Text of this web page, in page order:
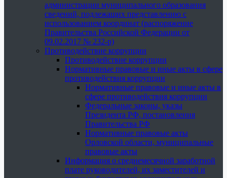
администрации муниципального образования
сведений, подлежащих представлению с
использованием координат (распоряжение
Правительства Российской Федерации от
09.02.2017 № 232-р)
Противодействие коррупции
Противодействие коррупции
Нормативные правовые и иные акты в сфере
противодействия коррупции
Нормативные правовые и иные акты в
сфере противодействия коррупции
Федеральные законы, указы
Президента РФ, постановления
Правительства РФ
Нормативные правовые акты
Орловской области, муниципальные
правовые акты
Информация о среднемесячной заработной
плате руководителей, их заместителей и